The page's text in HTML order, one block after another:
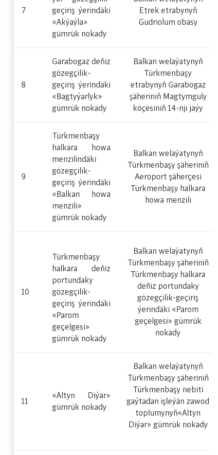
7
geçiriş ýerindäki
«Akýaýla»
gümrük nokady
Etrek etrabynyň
Gudriolum obasy
8
Garabogaz deňiz
gözegçilik-
geçiriş ýerindäki
«Bagtyýarlyk»
gümrük nokady
Balkan welaýatynyň
Türkmenbaşy
etrabynyň Garabogaz
şäheriniň Magtymguly
köçesiniň 14-nji jaýy
9
Türkmenbaşy
halkara howa
menzilindäki
gözegçilik-
geçiriş ýerindäki
«Balkan howa
menzili»
gümrük nokady
Balkan welaýatynyň
Türkmenbaşy şäheriniň
Aeroport şäherçesi
Türkmenbaşy halkara
howa menzili
10
Türkmenbaşy
halkara deňiz
portundaky
gözegçilik-
geçiriş ýerindäki
«Parom
geçelgesi»
gümrük nokady
Balkan welaýatynyň
Türkmenbaşy şäheriniň
Türkmenbaşy halkara
deňiz portundaky
gözegçilik-geçiriş
ýerindäki «Parom
geçelgesi» gümrük
nokady
11
«Altyn Diýar»
gümrük nokady
Balkan welaýatynyň
Türkmenbaşy şäheriniň
Türkmenbaşy nebiti
gaýtadan işleýän zawod
toplumynyň«Altyn
Diýar» gümrük nokady